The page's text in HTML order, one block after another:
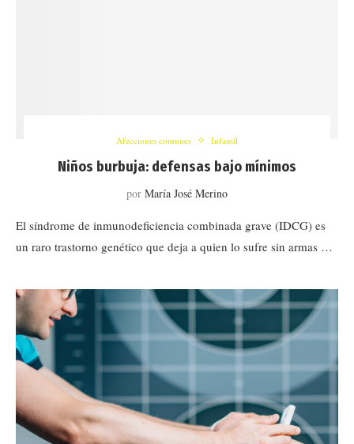
Afecciones comunes Infantil
Niños burbuja: defensas bajo mínimos
por María José Merino
El síndrome de inmunodeficiencia combinada grave (IDCG) es
un raro trastorno genético que deja a quien lo sufre sin armas …